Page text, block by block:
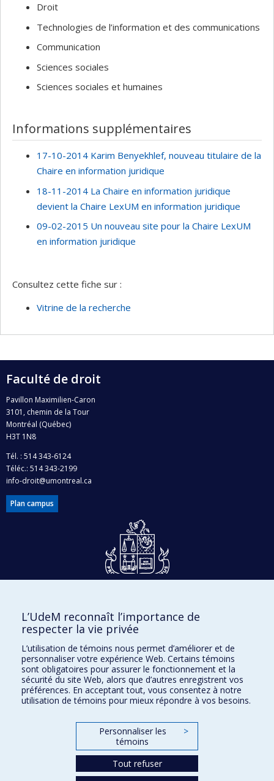
Droit
Technologies de l’information et des communications
Communication
Sciences sociales
Sciences sociales et humaines
Informations supplémentaires
17-10-2014 Karim Benyekhlef, nouveau titulaire de la
Chaire en information juridique
18-11-2014 La Chaire en information juridique
devient la Chaire LexUM en information juridique
09-02-2015 Un nouveau site pour la Chaire LexUM
en information juridique
Consultez cette fiche sur :
Vitrine de la recherche
Faculté de droit
Pavillon Maximilien-Caron
3101, chemin de la Tour
Montréal (Québec)
H3T 1N8
Tél. : 514 343-6124
Téléc.: 514 343-2199
info-droit@umontreal.ca
Plan campus
Accès protégé
Facebook|Twitter
LinkedIn|Instagram
L’UdeM reconnaît l’importance de
respecter la vie privée
L’utilisation de témoins nous permet d’améliorer et de
personnaliser votre expérience Web. Certains témoins
sont obligatoires pour assurer le fonctionnement et la
sécurité du site Web, alors que d’autres enregistrent vos
préférences. En acceptant tout, vous consentez à notre
utilisation de témoins pour mieux répondre à vos besoins.
Personnaliser les
témoins
>
Tout refuser